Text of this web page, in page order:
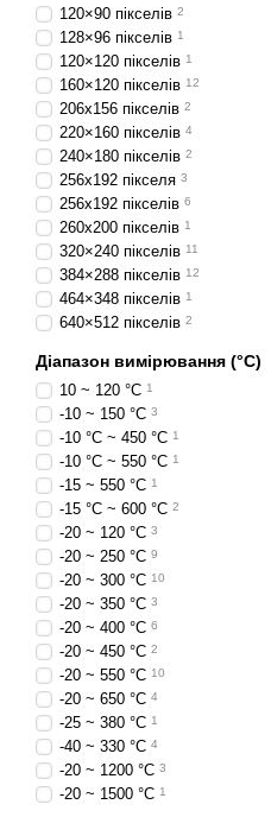
120×90 пікселів 2
128×96 пікселів 1
120×120 пікселів 1
160×120 пікселів 12
206х156 пікселів 2
220×160 пікселів 4
240×180 пікселів 2
256x192 пікселя 3
256x192 пікселів 6
260х200 пікселів 1
320×240 пікселів 11
384×288 пікселів 12
464×348 пікселів 1
640×512 пікселів 2
Діапазон вимірювання (°C)
10 ~ 120 °С 1
-10 ~ 150 °C 3
-10 °C ~ 450 °C 1
-10 °C ~ 550 °C 1
-15 ~ 550 °C 1
-15 °C ~ 600 °C 2
-20 ~ 120 °C 3
-20 ~ 250 °C 9
-20 ~ 300 °C 10
-20 ~ 350 °C 3
-20 ~ 400 °C 6
-20 ~ 450 °C 2
-20 ~ 550 °C 10
-20 ~ 650 °C 4
-25 ~ 380 °C 1
-40 ~ 330 °C 4
-20 ~ 1200 °C 3
-20 ~ 1500 °C 1